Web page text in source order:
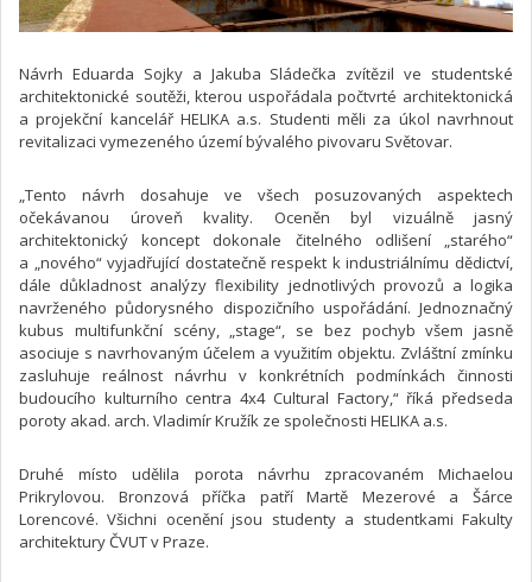
Návrh Eduarda Sojky a Jakuba Sládečka zvítězil ve studentské
architektonické soutěži, kterou uspořádala počtvrté architektonická
a projekční kancelář HELIKA a.s. Studenti měli za úkol navrhnout
revitalizaci vymezeného území bývalého pivovaru Světovar.
„Tento návrh dosahuje ve všech posuzovaných aspektech
očekávanou úroveň kvality. Oceněn byl vizuálně jasný
architektonický koncept dokonale čitelného odlišení „starého“
a „nového“ vyjadřující dostatečně respekt k industriálnímu dědictví,
dále důkladnost analýzy flexibility jednotlivých provozů a logika
navrženého půdorysného dispozičního uspořádání. Jednoznačný
kubus multifunkční scény, „stage“, se bez pochyb všem jasně
asociuje s navrhovaným účelem a využitím objektu. Zvláštní zmínku
zasluhuje reálnost návrhu v konkrétních podmínkách činnosti
budoucího kulturního centra 4x4 Cultural Factory,“ říká předseda
poroty akad. arch. Vladimír Kružík ze společnosti HELIKA a.s.
Druhé místo udělila porota návrhu zpracovaném Michaelou
Prikrylovou. Bronzová příčka patří Martě Mezerové a Šárce
Lorencové. Všichni ocenění jsou studenty a studentkami Fakulty
architektury ČVUT v Praze.